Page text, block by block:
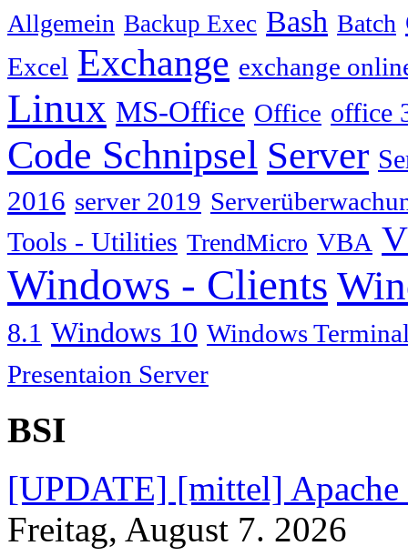
Allgemein Backup Exec Bash Batch
Excel Exchange exchange
Linux MS-Office Office office
Code Schnipsel Server
2016 server 2019
Tools - Utilities TrendMicro VBA
Windows - Clients
8.1 Windows 10 Windows
Presentaion Server
BSI
[UPDATE] [mittel] Apache
Freitag, August 7. 2026